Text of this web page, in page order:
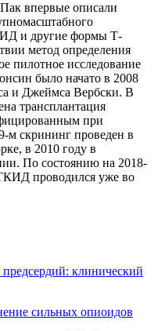
впервые описали
и другие формы Т-
метод определения
пилотное исследование
было начато в 2008
и Джеймса Вербски. В
трансплантация
при
м скрининг проведен в
в 2010 году в
По состоянию на 2018-
проводился уже во
клинический
сильных опиоидов